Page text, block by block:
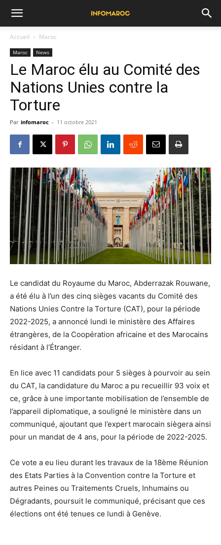
Accueil Maroc
Maroc News
Le Maroc élu au Comité des
Nations Unies contre la
Torture
Par infomaroc - 11 octobre 2021
Le candidat du Royaume du Maroc, Abderrazak Rouwane,
a été élu à l’un des cinq sièges vacants du Comité des
Nations Unies Contre la Torture (CAT), pour la période
2022-2025, a annoncé lundi le ministère des Affaires
étrangères, de la Coopération africaine et des Marocains
résidant à l’Étranger.
En lice avec 11 candidats pour 5 sièges à pourvoir au sein
du CAT, la candidature du Maroc a pu recueillir 93 voix et
ce, grâce à une importante mobilisation de l’ensemble de
l’appareil diplomatique, a souligné le ministère dans un
communiqué, ajoutant que l’expert marocain siègera ainsi
pour un mandat de 4 ans, pour la période de 2022-2025.
Ce vote a eu lieu durant les travaux de la 18ème Réunion
des Etats Parties à la Convention contre la Torture et
autres Peines ou Traitements Cruels, Inhumains ou
Dégradants, poursuit le communiqué, précisant que ces
élections ont été tenues ce lundi à Genève.